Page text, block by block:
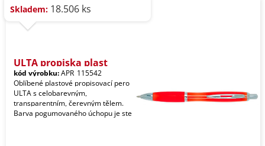
Skladem: 18.506 ks
ULTA propiska plast
kód výrobku:APR_115542
Oblíbené plastové propisovací pero
ULTA s celobarevným,
transparentním, čerevným tělem.
Barva pogumovaného úchopu je ste